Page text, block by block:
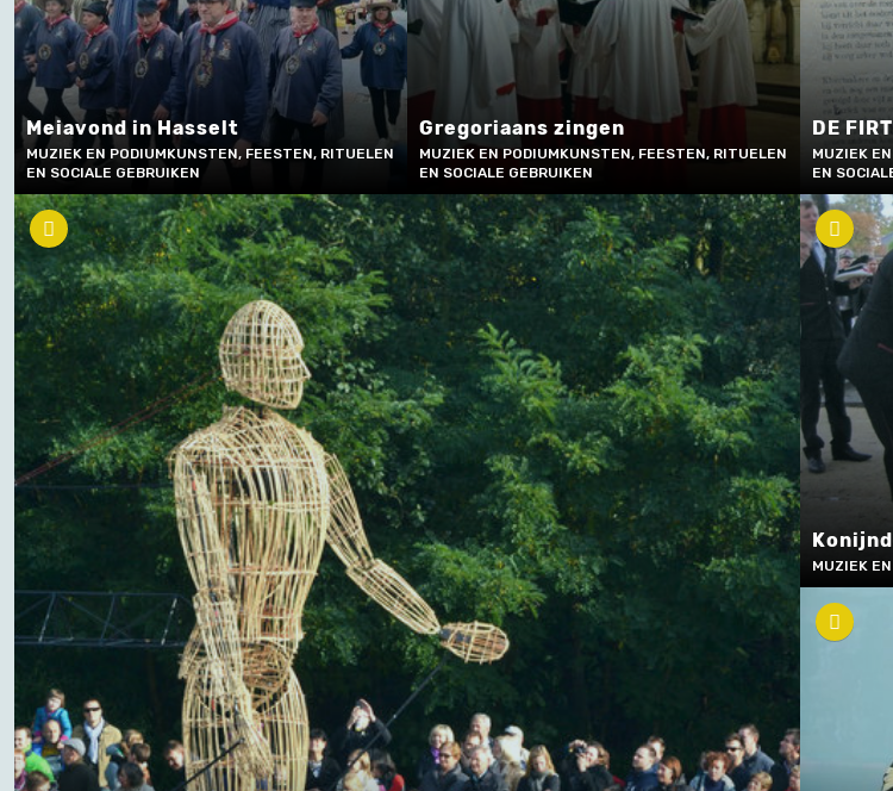
Meiavond in Hasselt
MUZIEK EN PODIUMKUNSTEN, FEESTEN, RITUELEN
EN SOCIALE GEBRUIKEN
Gregoriaans zingen
MUZIEK EN PODIUMKUNSTEN, FEESTEN, RITUELEN
EN SOCIALE GEBRUIKEN
DE
MUZIEK
EN
MUZIEK